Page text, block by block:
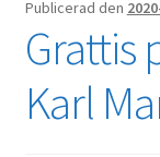
Publicerad den
Grattis
Karl